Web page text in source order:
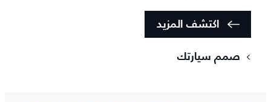
اكتشف المزيد
صمم سيارتك